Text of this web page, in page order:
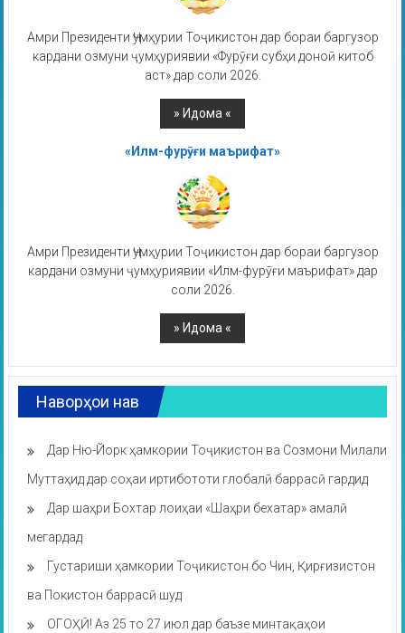
Амри Президенти Ҷумҳурии Тоҷикистон дар бораи баргузор
кардани озмуни ҷумҳуриявии «Фурӯғи субҳи доноӣ китоб
аст» дар соли 2026.
«Илм-фурӯғи маърифат»
Амри Президенти Ҷумҳурии Тоҷикистон дар бораи баргузор
кардани озмуни ҷумҳуриявии «Илм-фурӯғи маърифат» дар
соли 2026.
Наворҳои нав
Дар Ню-Йорк ҳамкории Тоҷикистон ва Созмони Милали
Муттаҳид дар соҳаи иртибототи глобалӣ баррасӣ гардид
Дар шаҳри Бохтар лоиҳаи «Шаҳри бехатар» амалӣ
мегардад
Густариши ҳамкории Тоҷикистон бо Чин, Қирғизистон
ва Покистон баррасӣ шуд
ОГОҲӢ! Аз 25 то 27 июл дар баъзе минтақаҳои